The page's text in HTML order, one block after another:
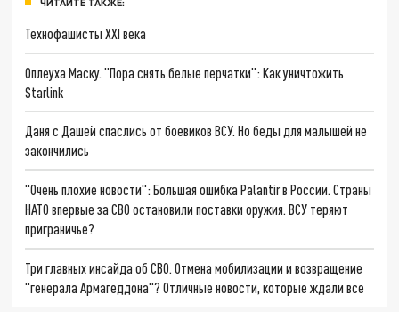
Технофашисты XXI века
Оплеуха Маску. "Пора снять белые перчатки": Как уничтожить
Starlink
Даня с Дашей спаслись от боевиков ВСУ. Но беды для малышей не
закончились
"Очень плохие новости": Большая ошибка Palantir в России. Страны
НАТО впервые за СВО остановили поставки оружия. ВСУ теряют
приграничье?
Три главных инсайда об СВО. Отмена мобилизации и возвращение
"генерала Армагеддона"? Отличные новости, которые ждали все